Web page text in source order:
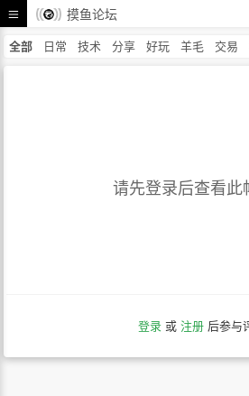
摸鱼论坛
全部 日常 技术 分享 好玩 羊毛 交易
请先登录后查看此
登录 或 注册 后参与